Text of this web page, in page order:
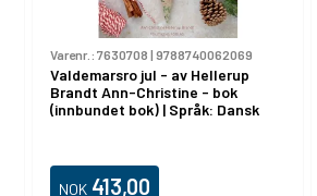
Varenr.: 7630708 | 9788740062069
Valdemarsro jul - av Hellerup
Brandt Ann-Christine - bok
(innbundet bok) | Språk: Dansk
NOK 413,00